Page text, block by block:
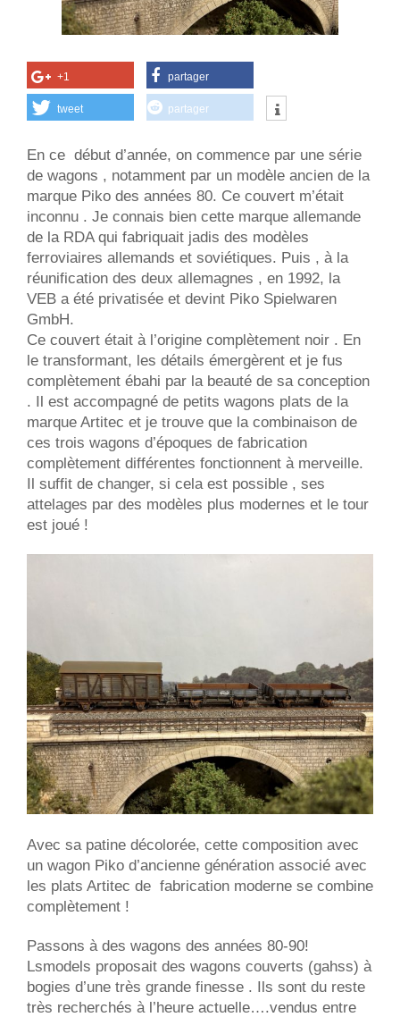
+1 partager
tweet partager
En ce début d’année, on commence par une série
de wagons , notamment par un modèle ancien de la
marque Piko des années 80. Ce couvert m’était
inconnu . Je connais bien cette marque allemande
de la RDA qui fabriquait jadis des modèles
ferroviaires allemands et soviétiques. Puis , à la
réunification des deux allemagnes , en 1992, la
VEB a été privatisée et devint Piko Spielwaren
GmbH.
Ce couvert était à l’origine complètement noir . En
le transformant, les détails émergèrent et je fus
complètement ébahi par la beauté de sa conception
. Il est accompagné de petits wagons plats de la
marque Artitec et je trouve que la combinaison de
ces trois wagons d’époques de fabrication
complètement différentes fonctionnent à merveille.
Il suffit de changer, si cela est possible , ses
attelages par des modèles plus modernes et le tour
est joué !
Avec sa patine décolorée, cette composition avec
un wagon Piko d’ancienne génération associé avec
les plats Artitec de fabrication moderne se combine
complètement !
Passons à des wagons des années 80-90!
Lsmodels proposait des wagons couverts (gahss) à
bogies d’une très grande finesse . Ils sont du reste
très recherchés à l’heure actuelle….vendus entre